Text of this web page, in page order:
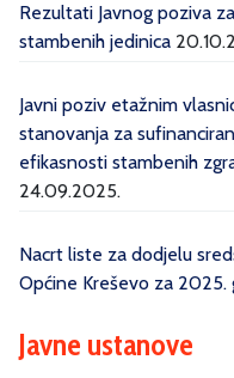
Rezultati Javnog poziva
stambenih jedinica
Javni poziv etažnim
stanovanja za
efikasnosti stambenih
24.09.2025.
Nacrt liste za dodjelu
Općine Kreševo za 2025.
Javne ustanove